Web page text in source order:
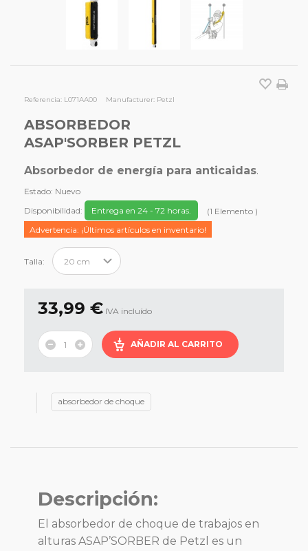
Referencia: L071AA00 Manufacturer: Petzl
ABSORBEDOR
ASAP'SORBER PETZL
Absorbedor de energía para anticaidas.
Estado: Nuevo
Disponibilidad:
Entrega en 24 - 72 horas. (1 Elemento )
Advertencia: ¡Últimos artículos en inventario!
Talla:
33,99 € IVA incluído
AÑADIR AL CARRITO
absorbedor de choque
Descripción:
El absorbedor de choque de trabajos en
alturas ASAP’SORBER de Petzl es un